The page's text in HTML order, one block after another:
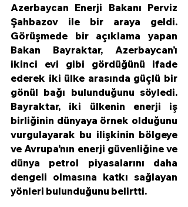
Azerbaycan Enerji Bakanı Perviz
Şahbazov ile bir araya geldi.
Görüşmede bir açıklama yapan
Bakan Bayraktar, Azerbaycan’ı
ikinci evi gibi gördüğünü ifade
ederek iki ülke arasında güçlü bir
gönül bağı bulunduğunu söyledi.
Bayraktar, iki ülkenin enerji iş
birliğinin dünyaya örnek olduğunu
vurgulayarak bu ilişkinin bölgeye
ve Avrupa’nın enerji güvenliğine ve
dünya petrol piyasalarını daha
dengeli olmasına katkı sağlayan
yönleri bulunduğunu belirtti.